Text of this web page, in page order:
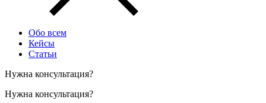
Обо всем
Кейсы
Статьи
Нужна консультация?
Нужна консультация?